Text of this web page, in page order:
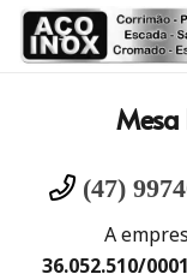
(47)
A
36.052.510/